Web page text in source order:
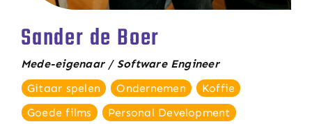
Sander de Boer
Mede-eigenaar / Software Engineer
Gitaar spelen
Ondernemen
Koffie
Goede films
Personal Development